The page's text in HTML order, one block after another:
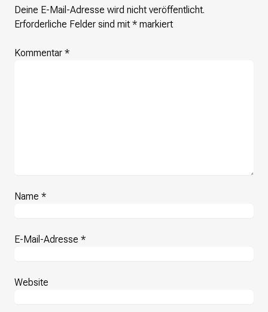
Unsere Werte
Strategische Ausrichtung 2030
Transparenz
Deine E-Mail-Adresse wird nicht veröffentlicht.
Erforderliche Felder sind mit * markiert
Kommentar *
Name *
E-Mail-Adresse *
Website